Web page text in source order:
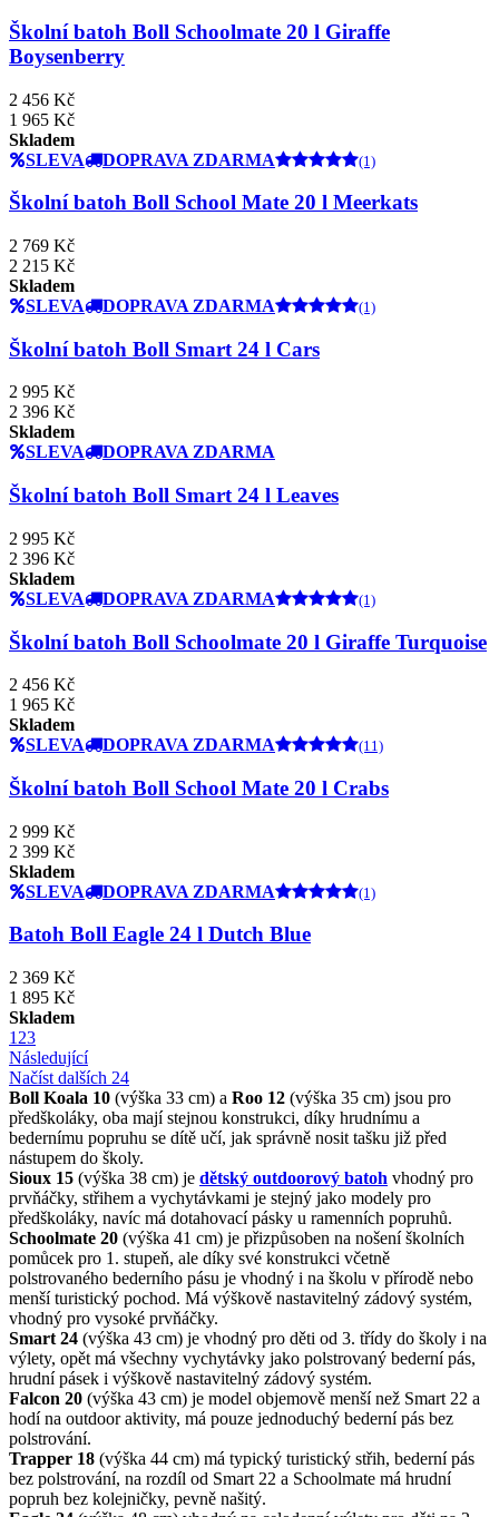
Školní batoh Boll Schoolmate 20 l Giraffe
Boysenberry
2 456 Kč
1 965 Kč
Skladem
SLEVA
DOPRAVA ZDARMA (1)
Školní batoh Boll School Mate 20 l Meerkats
2 769 Kč
2 215 Kč
Skladem
SLEVA
DOPRAVA ZDARMA (1)
Školní batoh Boll Smart 24 l Cars
2 995 Kč
2 396 Kč
Skladem
SLEVA
DOPRAVA ZDARMA
Školní batoh Boll Smart 24 l Leaves
2 995 Kč
2 396 Kč
Skladem
SLEVA
DOPRAVA ZDARMA (1)
Školní batoh Boll Schoolmate 20 l Giraffe Turquoise
2 456 Kč
1 965 Kč
Skladem
SLEVA
DOPRAVA ZDARMA (11)
Školní batoh Boll School Mate 20 l Crabs
2 999 Kč
2 399 Kč
Skladem
SLEVA
DOPRAVA ZDARMA (1)
Batoh Boll Eagle 24 l Dutch Blue
2 369 Kč
1 895 Kč
Skladem
1 23
Následující
Načíst dalších 24
Boll Koala 10 (výška 33 cm) a Roo 12 (výška 35 cm) jsou pro
předškoláky, oba mají stejnou konstrukci, díky hrudnímu a
bedernímu popruhu se dítě učí, jak správně nosit tašku již před
nástupem do školy.
Sioux 15 (výška 38 cm) je dětský outdoorový batoh vhodný pro
prvňáčky, střihem a vychytávkami je stejný jako modely pro
předškoláky, navíc má dotahovací pásky u ramenních popruhů.
Schoolmate 20 (výška 41 cm) je přizpůsoben na nošení školních
pomůcek pro 1. stupeň, ale díky své konstrukci včetně
polstrovaného bederního pásu je vhodný i na školu v přírodě nebo
menší turistický pochod. Má výškově nastavitelný zádový systém,
vhodný pro vysoké prvňáčky.
Smart 24 (výška 43 cm) je vhodný pro děti od 3. třídy do školy i na
výlety, opět má všechny vychytávky jako polstrovaný bederní pás,
hrudní pásek i výškově nastavitelný zádový systém.
Falcon 20 (výška 43 cm) je model objemově menší než Smart 22 a
hodí na outdoor aktivity, má pouze jednoduchý bederní pás bez
polstrování.
Trapper 18 (výška 44 cm) má typický turistický střih, bederní pás
bez polstrování, na rozdíl od Smart 22 a Schoolmate má hrudní
popruh bez kolejničky, pevně našitý.